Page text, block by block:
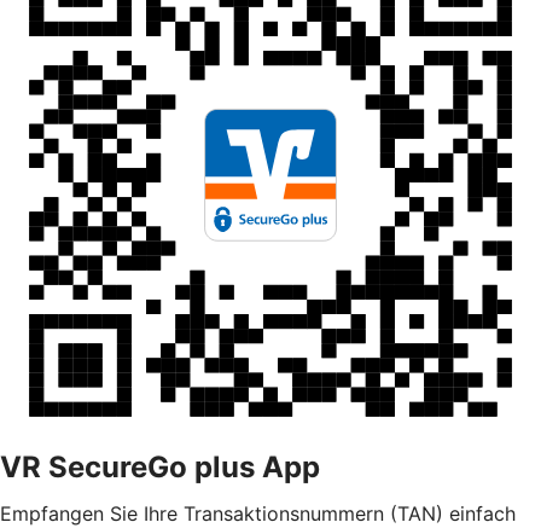
VR SecureGo plus App
Empfangen Sie Ihre Transaktionsnummern (TAN) einfach